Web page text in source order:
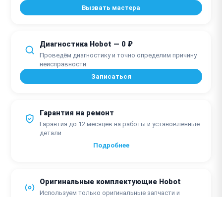
Вызвать мастера
Диагностика Hobot — 0 ₽
Проведём диагностику и точно определим причину
неисправности
Записаться
Гарантия на ремонт
Гарантия до 12 месяцев на работы и установленные
детали
Подробнее
Оригинальные комплектующие Hobot
Используем только оригинальные запчасти и